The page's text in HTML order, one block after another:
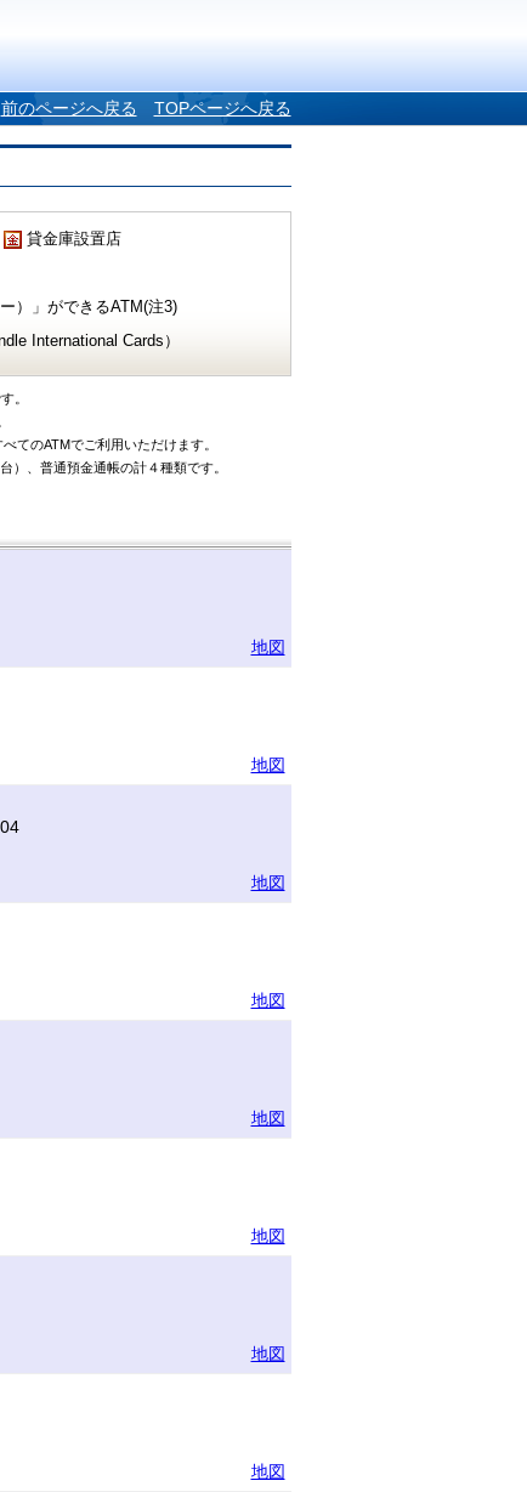
前のページへ戻る TOPページへ戻る
貸金庫設置店
）」ができるATM(注3)
International Cards）
。
てのATMでご利用いただけます。
）、普通預金通帳の計４種類です。
地図
地図
地図
地図
地図
地図
地図
地図